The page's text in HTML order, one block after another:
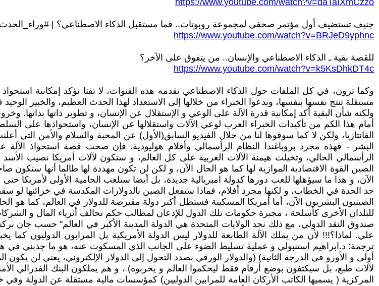
https://www.youtube.com/watch?v=daTaIXmCzzo
جنيف تستضيف أول مؤتمر صحفي لمجموعة روبوتات.. فما مستقبل الذكاء الاصطناعي؟ | #وراء_الحدث
https://www.youtube.com/watch?v=BRJeD9yphnc
للقصة بقية ـ الذكاء الاصطناعي والإنسان.. من يتفوق على الآخر؟
https://www.youtube.com/watch?v=k5KsDhkDT4c
وكما ترون، في كل الملفات حول الذكاء الاصطناعي تقدمه هذه القنوات، لا تفتا تؤكد إمكانية
مستقلة تنتج نفسها بنفسها، ويدعوا الخبراء من خلالها إلى الاستعداد لهذا الحدث العظيم، والخبير
ولكنه شأن البقية أكد إمكانية قدرة الآلة على الوعي و الإستقلال عن الإنسان، و تطوير ذاتها بذاتها.
أمام هذا الكم من تأكيدات الخبراء العرب لوعي الآلات واستقلالها عن الإنسان، واستحواذها على
الفانتازيا، ولكن لا كما سوقوها لنا من خلال الفيديو السابق(الأول) عن المحبة والسلام والأمن
البشر - فهذه مجرد بروباغندا النظام الرأسمالي وأفلام هوليودية. فإن صحت قصة استحواذ
الرأسمالي الحالي، وتخيلت هيمنة الآلات الغربية على كل العالم، و ستكون لآلات أمريكا نصيب الأسد
الصين القوة الاقتصادية الموازية لها كما هو الحال الآن، و لكن لن تكون مهددة لها طالما أنها ستكون
الآن، و هذا ما سيؤهلها للعب دورها كدولة امبريالية جديدة، بل أيضا ستلعب الحامية الأولى لأمريكا
حد الحدة في الخطاب، و لكنها مجرد أفلام، فماذا ستفعل الصين بالدولارات المكدسة في خزائنها لو
الصينيون البشريون الآن، أما أمريكا المسكينة فستظل أكبر دولة مقترضة للدولار في العالم، كما هو
للبلدان الأخرى كأسلحة ، مجبرة حكومات تلك الدول للإذعان لمطالب حكم تحالف أثرياء المال و
صندوق النقد الدولي، مع ذلك نجد الولايات المتحدة هي الدولة المدينة الأكبر في العالم" حسب جان
علي. لماذا؟!!! لأن من يملك الآلة الطابعة للدولار ليس الدولة الأمريكية بل المرابون الدوليون كما
ترجمة: د.ابراهيم استنبولي و عملية تسليط الضوء على الجانب الذي المسكوت عنه، هو ما جذبني في
أولى و الأورو في الدرجة الثانية) (والدولار الورقي بصدد التحول إلى الدولار الإلكتروني، يعني لن يكون
لآلات طبع، بل سيكتفون بوضع أرقام فقط ليحكموا العالم و يخربوه) ، و هم يملكون البنك الفدرالي
المركزية ( يسميها الكاتب الأركان العامة للمرابين الدوليين) كمؤسسات مالية مستقلة عن الدولة